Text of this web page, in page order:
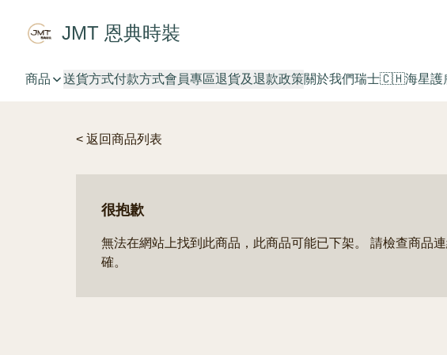
JMT 恩典時裝
商品 送貨方式付款方式會員專區退貨及退款政策關於我們瑞士🇨🇭海星護
< 返回商品列表
很抱歉
無法在網站上找到此商品，此商品可能已下架。 請檢查商品
確。